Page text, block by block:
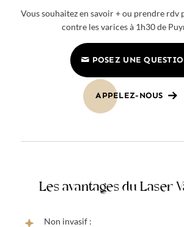
Vous souhaitez en savoir + ou prendre
contre les varices à 1h30 de
POSEZ UNE
APPELEZ-NOUS
Les avantages du Laser
Non invasif :